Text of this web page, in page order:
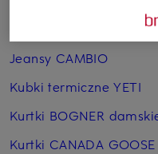
Jeansy CAMBIO
Kubki termiczne YETI
Kurtki BOGNER
Kurtki CANADA GOOSE